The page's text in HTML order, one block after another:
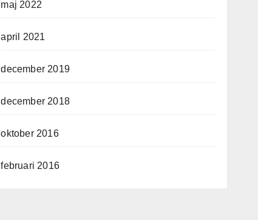
maj 2022
april 2021
december 2019
december 2018
oktober 2016
februari 2016